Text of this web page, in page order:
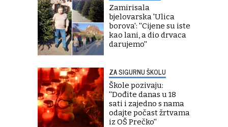
Zamirisala
bjelovarska 'Ulica
borova': ''Cijene su iste
kao lani, a dio drvaca
darujemo''
ZA SIGURNU ŠKOLU
Škole pozivaju:
''Dođite danas u 18
sati i zajedno s nama
odajte počast žrtvama
iz OŠ Prečko''